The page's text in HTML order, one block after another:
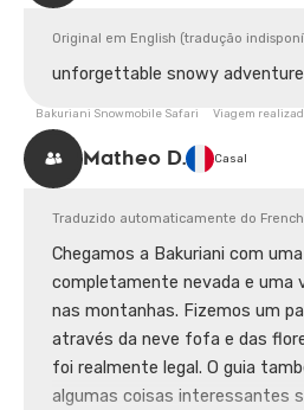
Original em English (tradução
unforgettable snowy
Bakuriani Snowmobile Safari Viagem
Matheo D. Casal
Traduzido automaticamente do French
Chegamos a Bakuriani com
completamente nevada e uma
nas montanhas. Fizemos um
através da neve fofa e das
foi realmente legal. O guia
algumas coisas interessantes